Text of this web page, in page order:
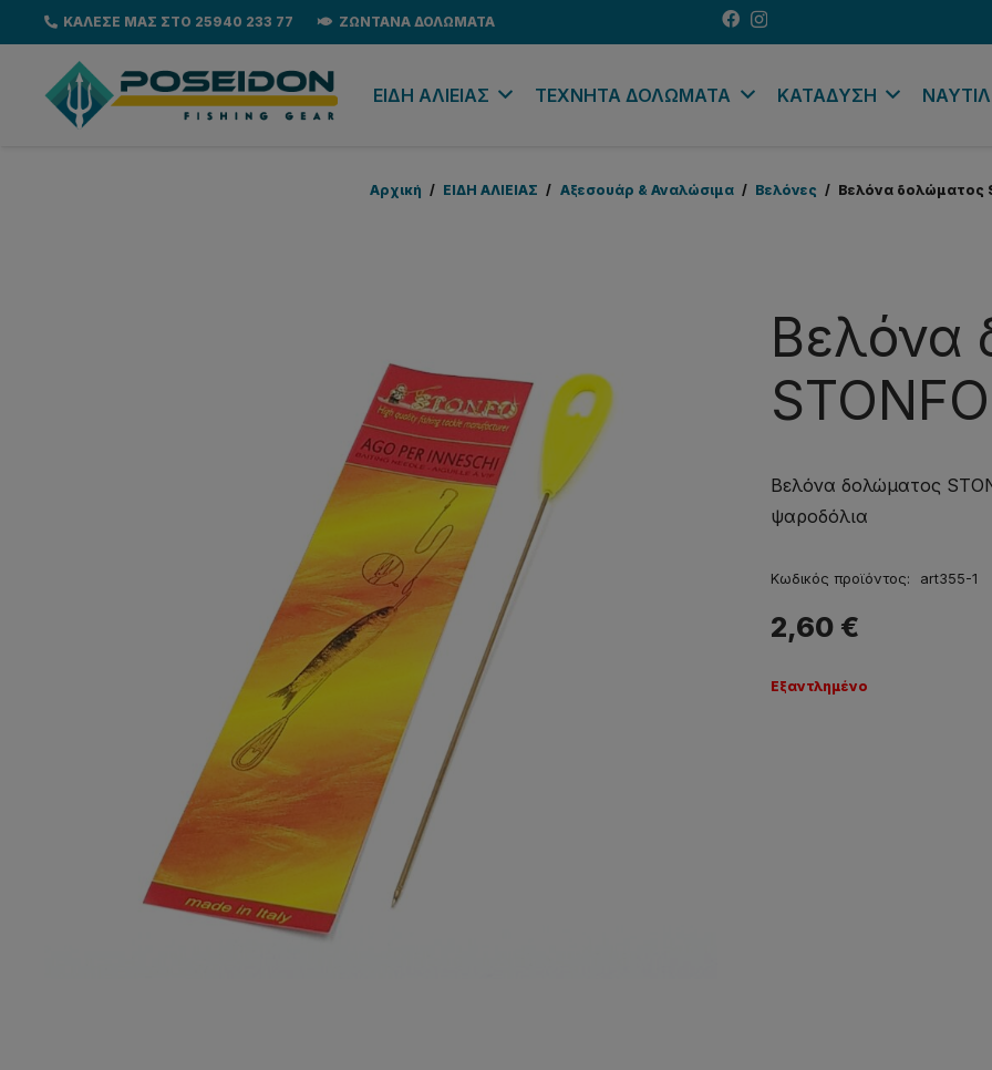
ΚΑΛΕΣΕ ΜΑΣ ΣΤΟ 25940 233 77 ΖΩΝΤΑΝΑ ΔΟΛΩΜΑΤΑ
EΙΔΗ ΑΛΙΕΙΑΣ ΤΕΧΝΗΤΑ ΔΟΛΩΜΑΤΑ ΚΑΤΑΔΥΣΗ
Αρχική / EΙΔΗ ΑΛΙΕΙΑΣ / Αξεσουάρ & Αναλώσιμα / Βελόνες / Βελόνα δολώματος
Βελόνα
Βελόνα δολώματος
ψαροδόλια
Κωδικός προϊόντος: art355-1
2,60 €
Εξαντλημένο